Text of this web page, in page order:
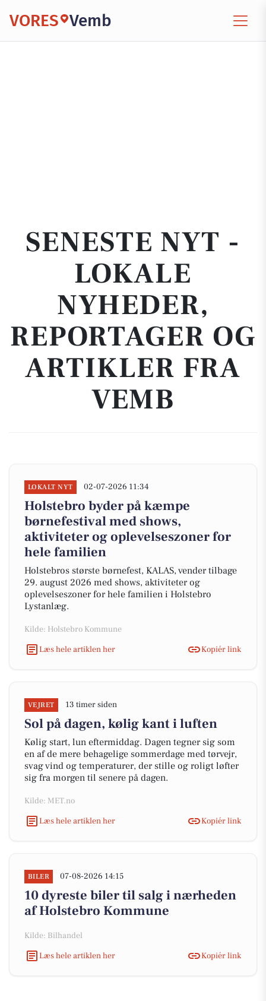
VORES Vemb
SENESTE NYT -
LOKALE
NYHEDER,
REPORTAGER OG
ARTIKLER FRA
VEMB
LOKALT NYT 02-07-2026 11:34
Holstebro byder på kæmpe
børnefestival med shows,
aktiviteter og oplevelseszoner for
hele familien
Holstebros største børnefest, KALAS, vender tilbage
29. august 2026 med shows, aktiviteter og
oplevelseszoner for hele familien i Holstebro
Lystanlæg.
Kilde: Holstebro Kommune
Læs hele artiklen her
Kopiér link
VEJRET 13 timer siden
Sol på dagen, kølig kant i luften
Kølig start, lun eftermiddag. Dagen tegner sig som
en af de mere behagelige sommerdage med tørvejr,
svag vind og temperaturer, der stille og roligt løfter
sig fra morgen til senere på dagen.
Kilde: MET.no
Læs hele artiklen her
Kopiér link
BILER 07-08-2026 14:15
10 dyreste biler til salg i nærheden
af Holstebro Kommune
Kilde: Bilhandel
Læs hele artiklen her
Kopiér link